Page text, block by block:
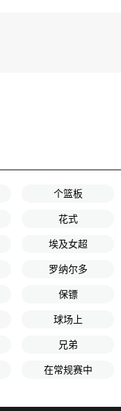
个篮板
花式
埃及女超
罗纳尔多
保镖
球场上
兄弟
在常规赛中